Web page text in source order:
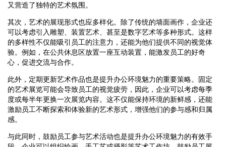
又营造了独特的艺术氛围。
其次，艺术的展现形式也应多样化。除了传统的墙面画作，企业还
可以考虑引入雕塑、装置艺术、甚至是数字艺术等多种形式。这样
的多样性不仅能吸引员工的注意力，还能为他们提供不同的视觉体
验。例如，在公共休息区放置一座互动装置，能激发员工的好奇
心，促进交流与合作。
此外，定期更新艺术作品也是提升办公环境魅力的重要策略。固定
的艺术展览可能会导致员工的视觉疲劳，因此，企业可以考虑每季
度或每半年更换一次展览内容。这不仅能保持环境的新鲜感，还能
激励员工不断探索和体验新的艺术形式，增强他们的参与感和归属
感。
与此同时，鼓励员工参与艺术活动也是提升办公环境魅力的有效手